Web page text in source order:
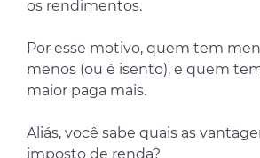
os rendimentos.
Por esse motivo, quem tem
menos (ou é isento), e quem
maior paga mais.
Aliás, você sabe quais as
imposto de renda?